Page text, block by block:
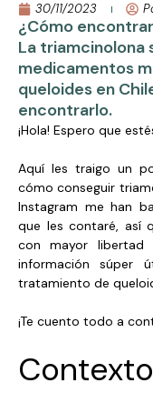
30/11/2023
¿Cómo
La triamcinolona
medicamentos
queloides en
encontrarlo.
¡Hola! Espero que
Aquí les traigo un
cómo conseguir
Instagram me han
que les contaré, así
con mayor
información súper
tratamiento de
¡Te cuento todo a
Contexto